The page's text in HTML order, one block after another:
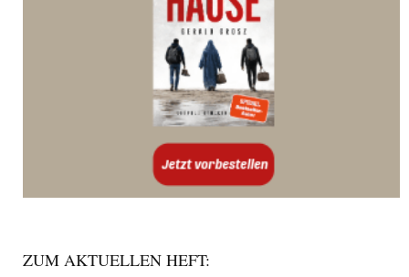
ZUM AKTUELLEN HEFT: